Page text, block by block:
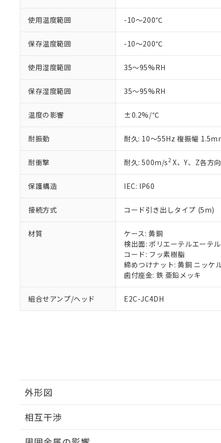
使用温度範囲 -10～200℃
保存温度範囲 -10～200℃
使用湿度範囲 35～95%RH
保存湿度範囲 35～95%RH
温度の影響 ±0.2%/℃
耐振動 耐久: 10～55Hz 複振幅
耐衝撃 耐久: 500m/s2X、Y、Z各方
保護構造 IEC: IP60
接続方式 コード引き出しタイプ (5m)
材質
ケース: 黄銅
検出面: ポリエーテルエーテ
コード: フッ素樹脂
締めつけナット: 黄銅 ニッケ
歯付座金: 鉄 亜鉛メッキ
組合せアンプ/ヘッド E2C-JC4DH
外形図
相互干渉
ご利用条件
以下の条件をお読
正式な納期
当社販売員
オムロン制
在庫状況お
お客様が当
が、当社の
さい。
いる法人を指
非該当品：ライセ
仕入先様の事情に
があります。
*EU RoHS指令（10物質
六価クロム(Cr(Ⅵ))
フタル酸ビス(2-エチル
ル（DBP） 1000ppm以
但し、RoHS指令で産
※2 対応予定月
部品在庫の切り替
※3 非含有証明
下記の非含有証明
EU RoHS指令（10
51物質の非含有証
※本証明書は発行
また、RoHS指令
混在することから
既に当社にて対応
※1 中国
「－」：未確認で
*中国RoHS10物質の基
※2 環境保護使
「ｅ」：有害物質
う）を輸出
置等に一切
当社は、貴
また当社は
たしません。
記
説明
△ 一定数に
－
在庫な
機器販
空
白
受注生